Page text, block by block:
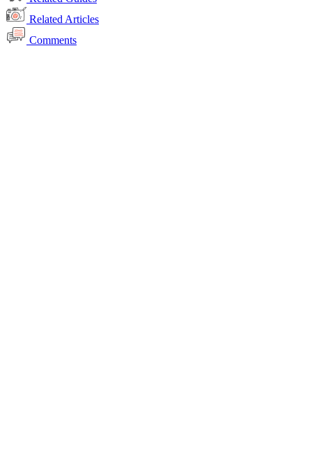
Related Articles
Comments